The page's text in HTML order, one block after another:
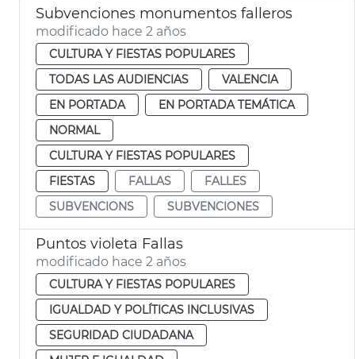
Subvenciones monumentos falleros
modificado hace 2 años
CULTURA Y FIESTAS POPULARES
TODAS LAS AUDIENCIAS
VALENCIA
EN PORTADA
EN PORTADA TEMÁTICA
NORMAL
CULTURA Y FIESTAS POPULARES
FIESTAS
FALLAS
FALLES
SUBVENCIONS
SUBVENCIONES
Puntos violeta Fallas
modificado hace 2 años
CULTURA Y FIESTAS POPULARES
IGUALDAD Y POLÍTICAS INCLUSIVAS
SEGURIDAD CIUDADANA